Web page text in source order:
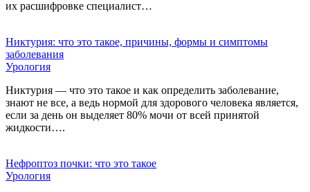
их расшифровке специалист…
Никтурия: что это такое, причины, формы и симптомы
заболевания
Урология
Никтурия — что это такое и как определить заболевание,
знают не все, а ведь нормой для здорового человека является,
если за день он выделяет 80% мочи от всей принятой
жидкости….
Нефроптоз почки: что это такое
Урология